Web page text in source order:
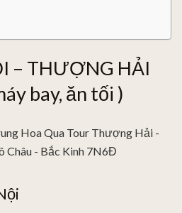
– THƯỢNG HẢI
bay, ăn tối )